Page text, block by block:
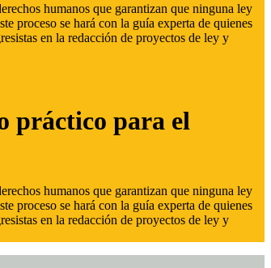
humanos que garantizan que ninguna ley
proceso se hará con la guía experta de quienes
en la redacción de proyectos de ley y
práctico para el
humanos que garantizan que ninguna ley
proceso se hará con la guía experta de quienes
en la redacción de proyectos de ley y